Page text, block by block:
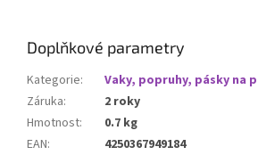
Doplňkové parametry
Kategorie:
Vaky, popruhy, pásky na
Záruka:
2 roky
Hmotnost:
0.7 kg
EAN:
4250367949184